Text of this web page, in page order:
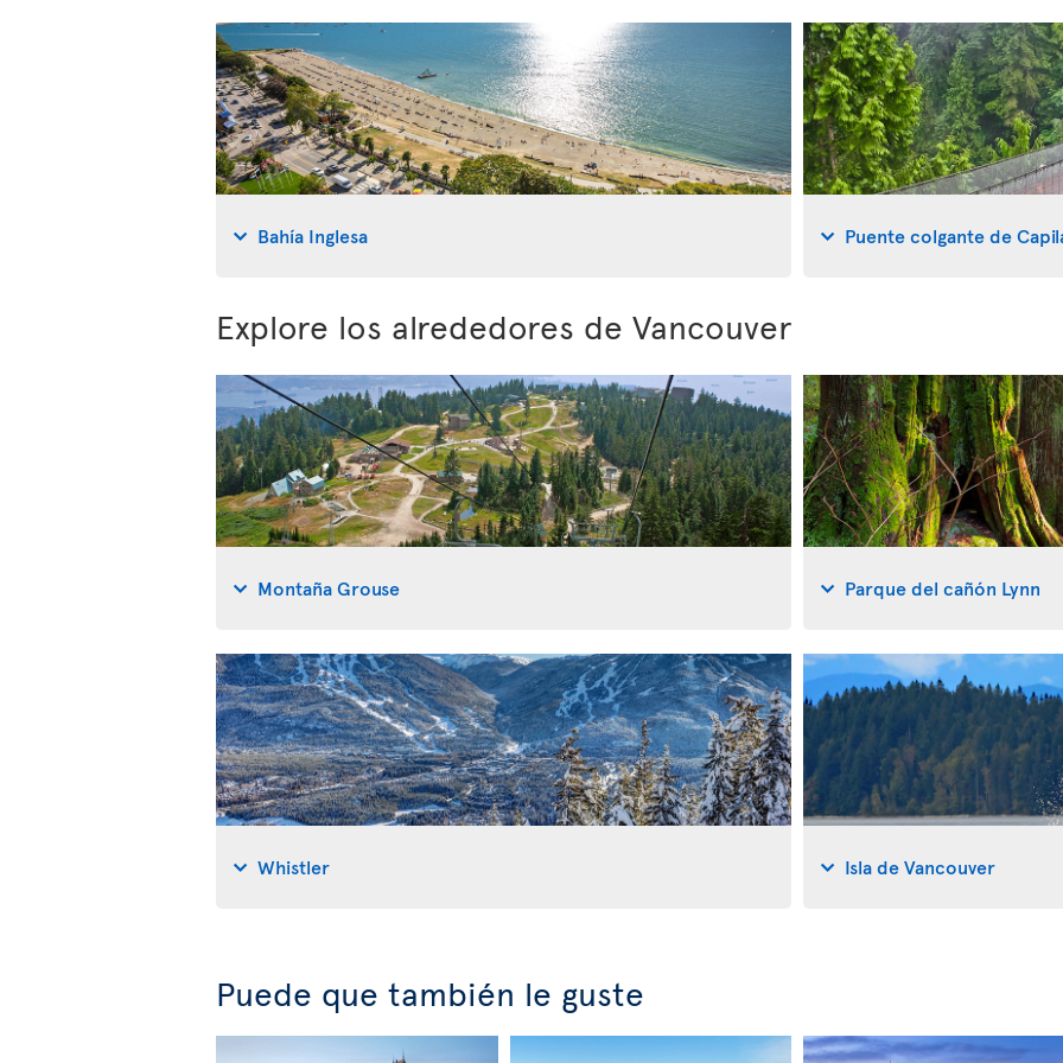
Bahía Inglesa Puente colgante de
Explore los alrededores de Vancouver
Montaña Grouse Parque del cañón Lynn
Whistler Isla de Vancouver
Puede que también le guste